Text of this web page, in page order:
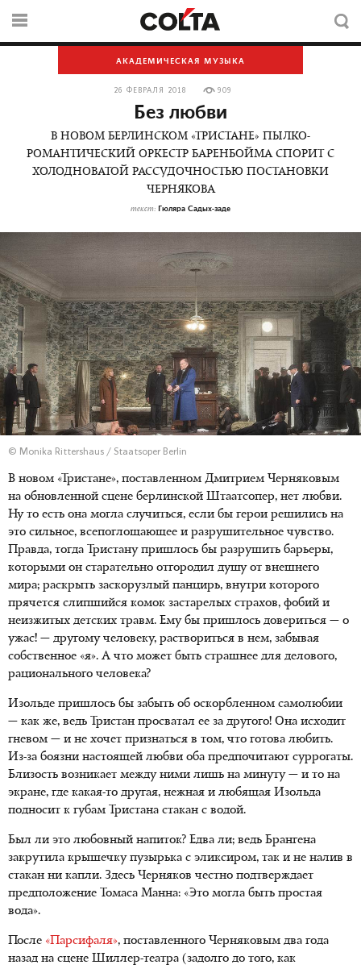
АКАДЕМИЧЕСКАЯ МУЗЫКА
26 ФЕВРАЛЯ 2018 909
Без любви
В НОВОМ БЕРЛИНСКОМ «ТРИСТАНЕ» ПЫЛКО-
РОМАНТИЧЕСКИЙ ОРКЕСТР БАРЕНБОЙМА СПОРИТ С
ХОЛОДНОВАТОЙ РАССУДОЧНОСТЬЮ ПОСТАНОВКИ
ЧЕРНЯКОВА
текст: Гюляра Садых-заде
© Monika Rittershaus / Staatsoper Berlin
В новом «Тристане», поставленном Дмитрием Черняковым
на обновленной сцене берлинской Штаатсопер, нет любви.
Ну то есть она могла случиться, если бы герои решились на
это сильное, всепоглощающее и разрушительное чувство.
Правда, тогда Тристану пришлось бы разрушить барьеры,
которыми он старательно отгородил душу от внешнего
мира; раскрыть заскорузлый панцирь, внутри которого
прячется слипшийся комок застарелых страхов, фобий и
неизжитых детских травм. Ему бы пришлось довериться — о
ужас! — другому человеку, раствориться в нем, забывая
собственное «я». А что может быть страшнее для делового,
рационального человека?
Изольде пришлось бы забыть об оскорбленном самолюбии
— как же, ведь Тристан просватал ее за другого! Она исходит
гневом — и не хочет признаться в том, что готова любить.
Из-за боязни настоящей любви оба предпочитают суррогаты.
Близость возникает между ними лишь на минуту — и то на
экране, где какая-то другая, нежная и любящая Изольда
подносит к губам Тристана стакан с водой.
Был ли это любовный напиток? Едва ли; ведь Брангена
закрутила крышечку пузырька с эликсиром, так и не налив в
стакан ни капли. Здесь Черняков честно подтверждает
предположение Томаса Манна: «Это могла быть простая
вода».
После «Парсифаля», поставленного Черняковым два года
назад на сцене Шиллер-театра (задолго до того, как